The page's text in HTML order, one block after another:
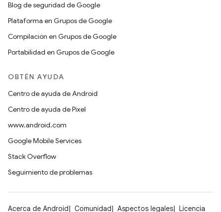
Blog de seguridad de Google
Plataforma en Grupos de Google
Compilación en Grupos de Google
Portabilidad en Grupos de Google
OBTÉN AYUDA
Centro de ayuda de Android
Centro de ayuda de Pixel
www.android.com
Google Mobile Services
Stack Overflow
Seguimiento de problemas
Acerca de Android Comunidad Aspectos legales Licencia